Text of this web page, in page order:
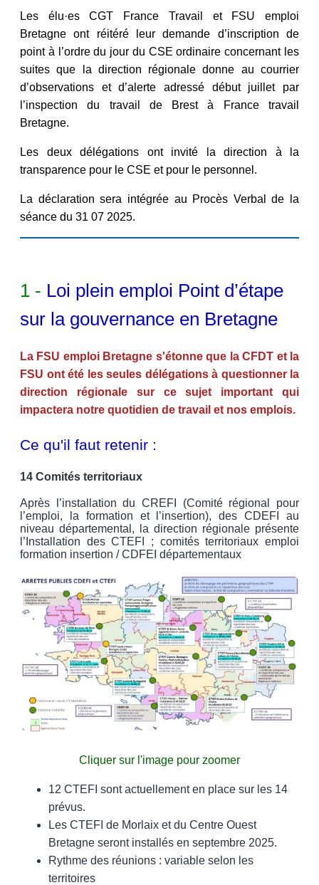
Les élu·es CGT France Travail et FSU emploi
Bretagne ont réitéré leur demande d’inscription de
point à l’ordre du jour du CSE ordinaire concernant les
suites que la direction régionale donne au courrier
d’observations et d’alerte adressé début juillet par
l’inspection du travail de Brest à France travail
Bretagne.
Les deux délégations ont invité la direction à la
transparence pour le CSE et pour le personnel.
La déclaration sera intégrée au Procès Verbal de la
séance du 31 07 2025.
1 - Loi plein emploi Point d’étape
sur la gouvernance en Bretagne
La FSU emploi Bretagne s'étonne que la CFDT et la
FSU ont été les seules délégations à questionner la
direction régionale sur ce sujet important qui
impactera notre quotidien de travail et nos emplois.
Ce qu'il faut retenir :
14 Comités territoriaux
Après l’installation du CREFI (Comité régional pour
l’emploi, la formation et l’insertion), des CDEFI au
niveau départemental, la direction régionale présente
l’Installation des CTEFI ; comités territoriaux emploi
formation insertion / CDFEI départementaux
Cliquer sur l'image pour zoomer
12 CTEFI sont actuellement en place sur les 14
prévus.
Les CTEFI de Morlaix et du Centre Ouest
Bretagne seront installés en septembre 2025.
Rythme des réunions : variable selon les
territoires